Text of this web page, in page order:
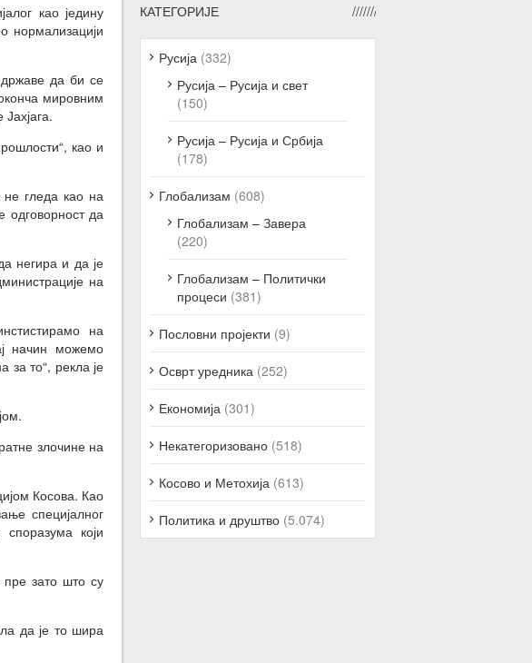
као једину
нормализацији
да би се
мировним
као и
гледа као на
одговорност да
негира и да је
на
на
начин можемо
за то“, рекла је
злочине на
Косова. Као
специјалног
који
зато што су
да је то шира
КАТЕГОРИЈЕ
Русија (332)
Русија – Русија и свет
(150)
Русија – Русија и Србија
(178)
Глобализам (608)
Глобализам – Завера
(220)
Глобализам – Политички
процеси (381)
Пословни пројекти (9)
Осврт уредника (252)
Економија (301)
Некатегоризовано (518)
Косово и Метохија (613)
Политика и друштво (5.074)